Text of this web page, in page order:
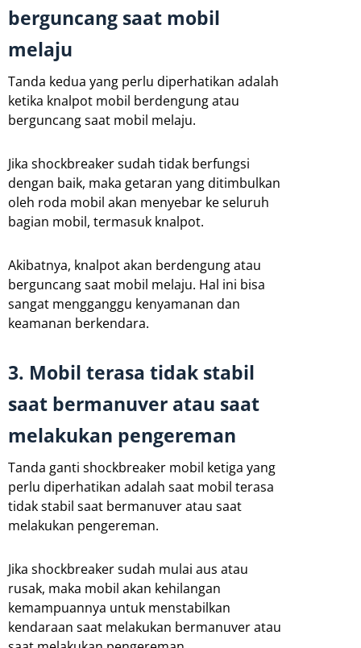
berguncang saat mobil
melaju
Tanda kedua yang perlu diperhatikan adalah
ketika knalpot mobil berdengung atau
berguncang saat mobil melaju.
Jika shockbreaker sudah tidak berfungsi
dengan baik, maka getaran yang ditimbulkan
oleh roda mobil akan menyebar ke seluruh
bagian mobil, termasuk knalpot.
Akibatnya, knalpot akan berdengung atau
berguncang saat mobil melaju. Hal ini bisa
sangat mengganggu kenyamanan dan
keamanan berkendara.
3. Mobil terasa tidak stabil
saat bermanuver atau saat
melakukan pengereman
Tanda ganti shockbreaker mobil ketiga yang
perlu diperhatikan adalah saat mobil terasa
tidak stabil saat bermanuver atau saat
melakukan pengereman.
Jika shockbreaker sudah mulai aus atau
rusak, maka mobil akan kehilangan
kemampuannya untuk menstabilkan
kendaraan saat melakukan bermanuver atau